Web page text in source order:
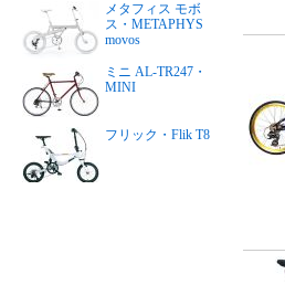
メタフィス モボ
ス・METAPHYS
movos
ミニ AL-TR247・
MINI
フリック・Flik T8